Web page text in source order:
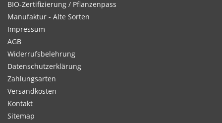
BIO-Zertifizierung / Pflanzenpass
Manufaktur - Alte Sorten
Impressum
AGB
Widerrufsbelehrung
Datenschutzerklärung
Zahlungsarten
Versandkosten
Kontakt
Sitemap